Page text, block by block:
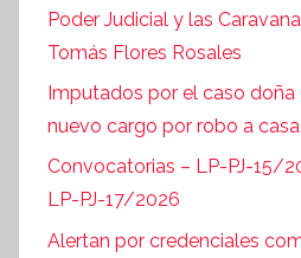
Poder Judicial y las
Tomás Flores Rosales
Imputados por el caso doña
nuevo cargo por robo a
Convocatorias – LP-PJ-15/
LP-PJ-17/2026
Alertan por credenciales